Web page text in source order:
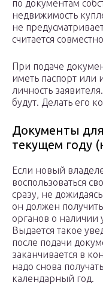
по документам
недвижимость
не
считается
При подаче
иметь паспорт или
личность
будут. Делать его
Документы
текущем году
Если новый
воспользоваться
сразу, не
он должен
органов о наличии
Выдается такое
после подачи
заканчивается в
надо снова
календарный год.